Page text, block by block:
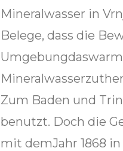
Mineralwasser in
Belege, dass die
Zum Baden und
benutzt. Doch die
mit demJahr 1868